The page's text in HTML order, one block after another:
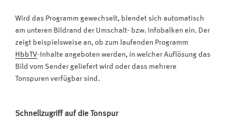
Wird das Programm gewechselt, blendet sich automatisch
am unteren Bildrand der Umschalt- bzw. Infobalken ein. Der
zeigt beispielsweise an, ob zum laufenden Programm
HbbTV-Inhalte angeboten werden, in welcher Auflösung das
Bild vom Sender geliefert wird oder dass mehrere
Tonspuren verfügbar sind.
Schnellzugriff auf die Tonspur